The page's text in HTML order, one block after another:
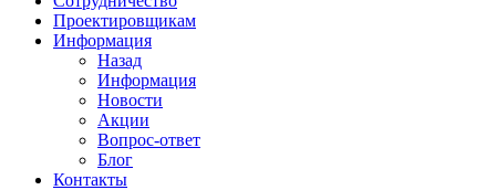
Проектировщикам
Информация
Назад
Информация
Новости
Акции
Вопрос-ответ
Блог
Контакты